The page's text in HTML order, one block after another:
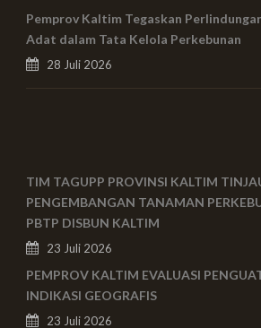
Pemprov Kaltim Tegaskan
Adat dalam Tata Kelola Perkebunan
28 Juli 2026
TIM TAGUPP PROVINSI KALTIM
PENGEMBANGAN TANAMAN
PBTP DISBUN KALTIM
23 Juli 2026
PEMPROV KALTIM EVALUASI
INDIKASI GEOGRAFIS
23 Juli 2026